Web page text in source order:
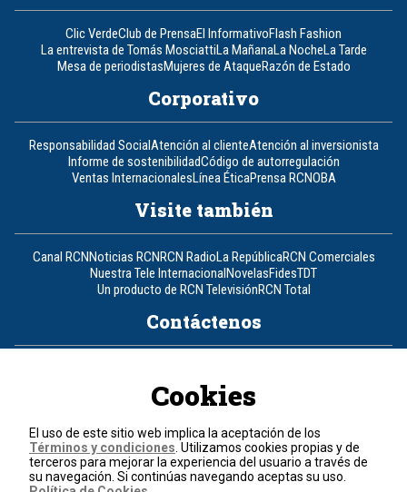
Clic VerdeClub de PrensaEl InformativoFlash Fashion
La entrevista de Tomás MosciattiLa MañanaLa NocheLa Tarde
Mesa de periodistasMujeres de AtaqueRazón de Estado
Corporativo
Responsabilidad SocialAtención al clienteAtención al inversionista
Informe de sostenibilidadCódigo de autorregulación
Ventas InternacionalesLínea ÉticaPrensa RCNOBA
Visite también
Canal RCNNoticias RCNRCN RadioLa RepúblicaRCN Comerciales
Nuestra Tele InternacionalNovelasFidesTDT
Un producto de RCN TelevisiónRCN Total
Contáctenos
Política de cookies
Términos y condiciones
© 2026, RCN Medios.
Cookies
El uso de este sitio web implica la aceptación de los
Términos y condiciones . Utilizamos cookies propias y de
terceros para mejorar la experiencia del usuario a través de
su navegación. Si continúas navegando aceptas su uso.